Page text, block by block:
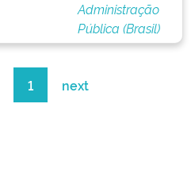
Administração
Pública (Brasil)
1 next